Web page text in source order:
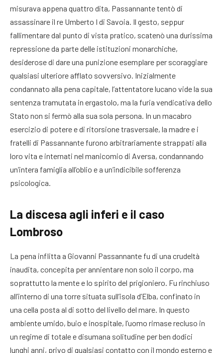
misurava appena quattro dita, Passannante tentò di
assassinare il re Umberto I di Savoia. Il gesto, seppur
fallimentare dal punto di vista pratico, scatenò una durissima
repressione da parte delle istituzioni monarchiche,
desiderose di dare una punizione esemplare per scoraggiare
qualsiasi ulteriore afflato sovversivo. Inizialmente
condannato alla pena capitale, l’attentatore lucano vide la sua
sentenza tramutata in ergastolo, ma la furia vendicativa dello
Stato non si fermò alla sua sola persona. In un macabro
esercizio di potere e di ritorsione trasversale, la madre e i
fratelli di Passannante furono arbitrariamente strappati alla
loro vita e internati nel manicomio di Aversa, condannando
un’intera famiglia all’oblio e a un’indicibile sofferenza
psicologica.
La discesa agli inferi e il caso
Lombroso
La pena inflitta a Giovanni Passannante fu di una crudeltà
inaudita, concepita per annientare non solo il corpo, ma
soprattutto la mente e lo spirito del prigioniero. Fu rinchiuso
all’interno di una torre situata sull’isola d’Elba, confinato in
una cella posta al di sotto del livello del mare. In questo
ambiente umido, buio e inospitale, l’uomo rimase recluso in
un regime di totale e disumana solitudine per ben dodici
lunghi anni, privo di qualsiasi contatto con il mondo esterno e